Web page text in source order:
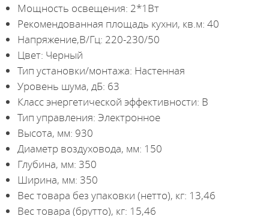
Мощность освещения: 2*1Вт
Рекомендованная площадь кухни, кв.м: 40
Напряжение,В/Гц: 220-230/50
Цвет: Черный
Тип установки/монтажа: Настенная
Уровень шума, дБ: 63
Класс энергетической эффективности: B
Тип управления: Электронное
Высота, мм: 930
Диаметр воздуховода, мм: 150
Глубина, мм: 350
Ширина, мм: 350
Вес товара без упаковки (нетто), кг: 13,46
Вес товара (брутто), кг: 15,46